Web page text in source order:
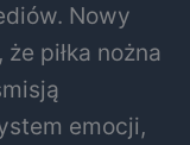
Nowy
piłka nożna
emocji,